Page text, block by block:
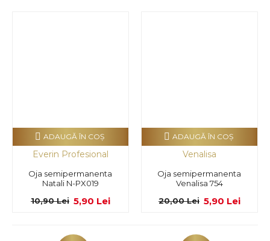
Everin Profesional
Oja semipermanenta
Natali N-PX019
5,90 Lei
10,90 Lei
ADAUGĂ ÎN COŞ
Venalisa
Oja semipermanenta
Venalisa 754
5,90 Lei
20,00 Lei
ADAUGĂ ÎN COŞ